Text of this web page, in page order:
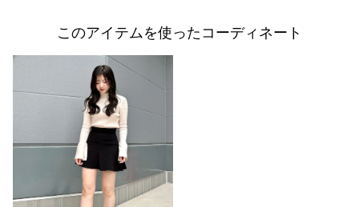
このアイテムを使ったコーディネート